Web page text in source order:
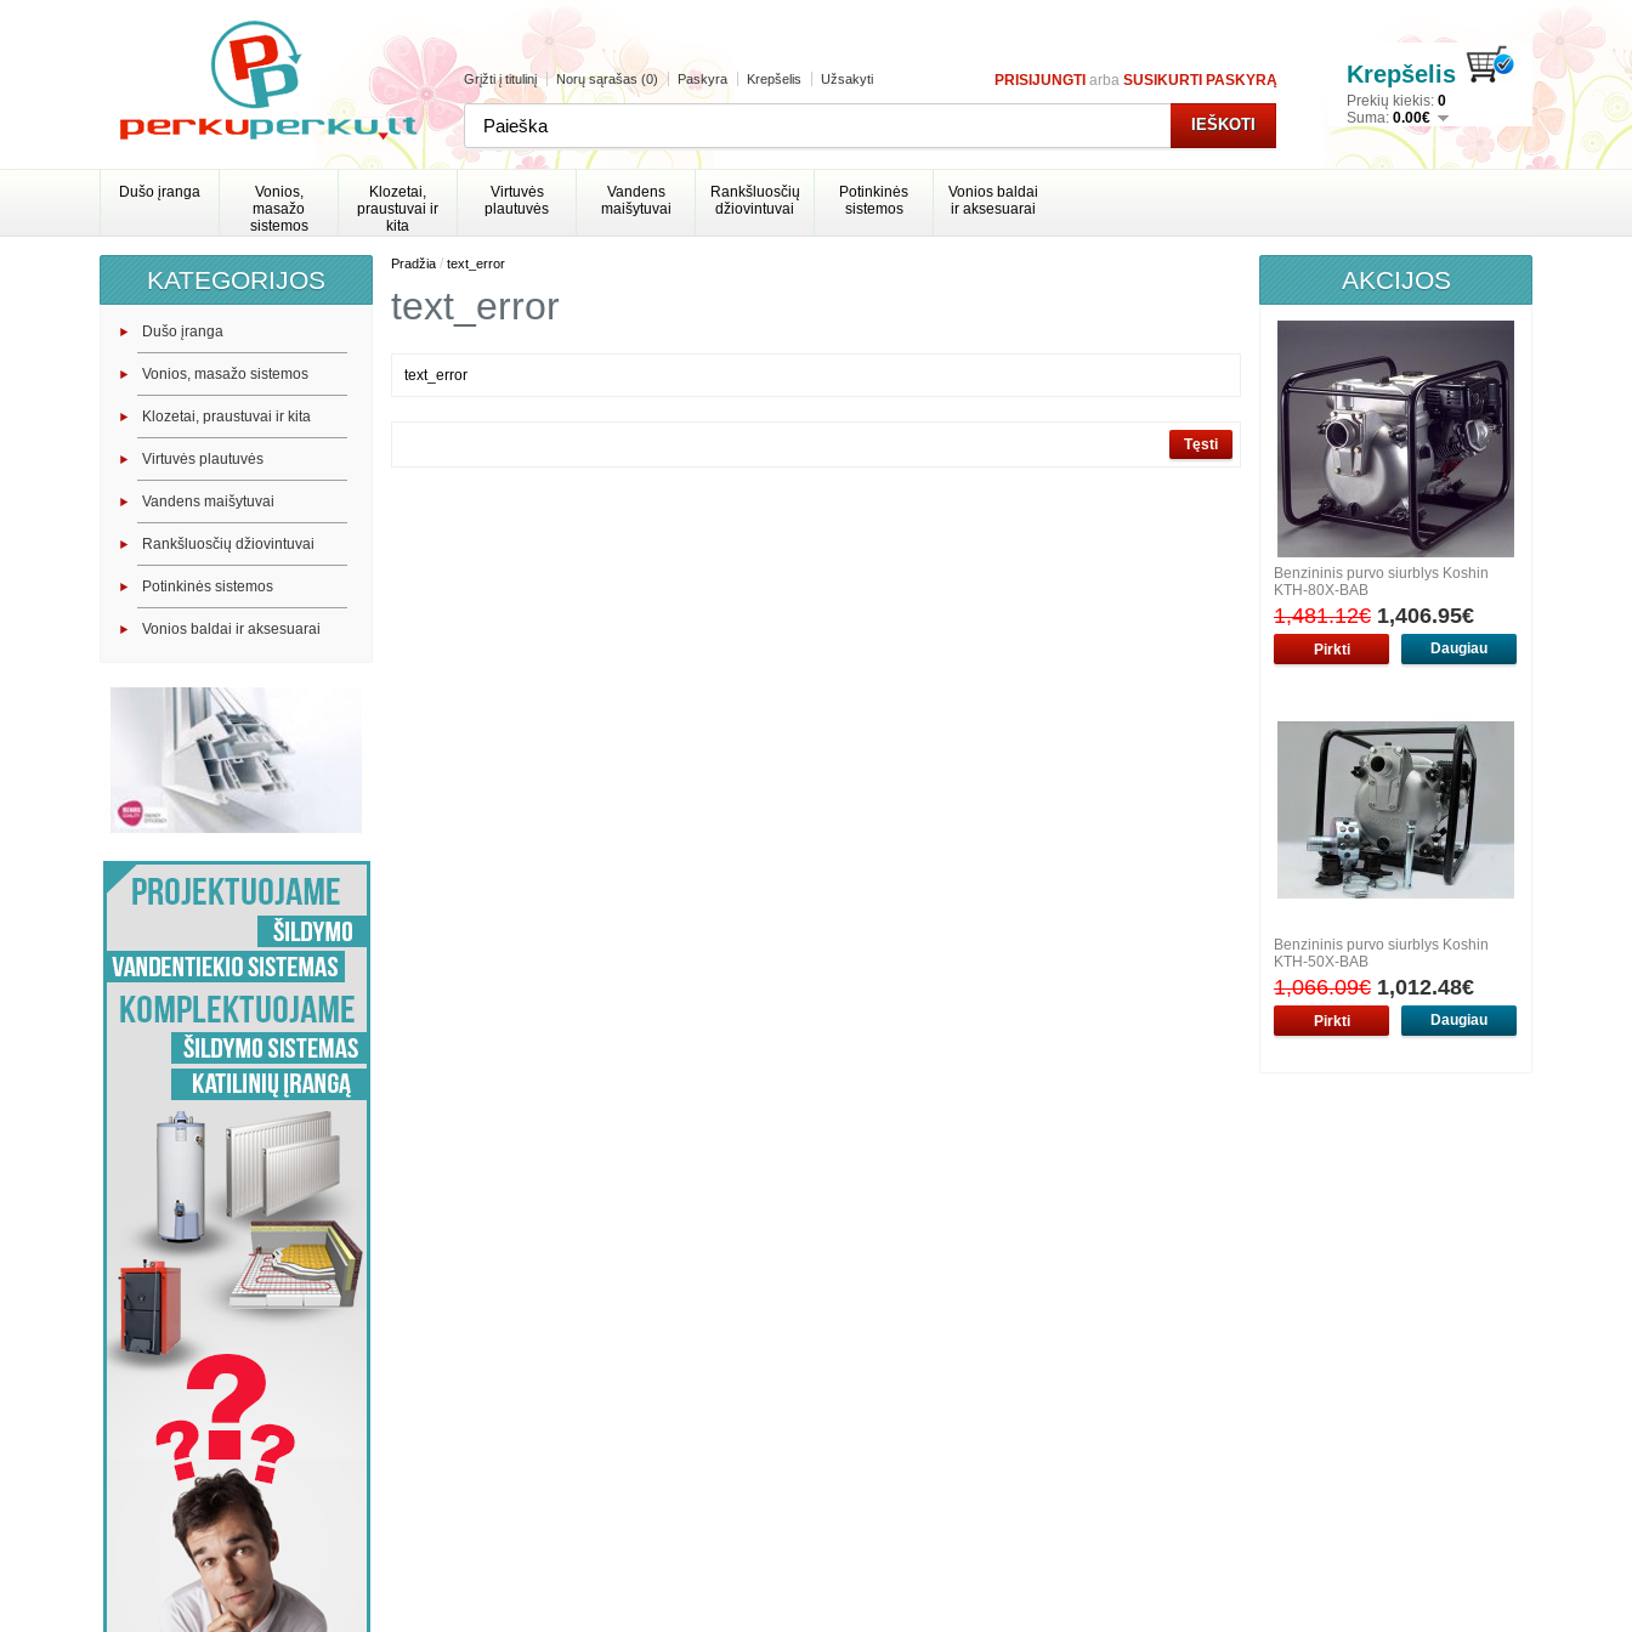
Krepšelis
Prekių kiekis: 0
Suma: 0.00€
IEŠKOTI
PRISIJUNGTI arba SUSIKURTI PASKYRĄ
Grįžti į titulinį Norų sąrašas (0) Paskyra Krepšelis Užsakyti
Dušo įranga
Vonios,
masažo
sistemos
Klozetai,
praustuvai ir
kita
Virtuvės
plautuvės
Vandens
maišytuvai
Rankšluosčių
džiovintuvai
Potinkinės
sistemos
Vonios baldai
ir aksesuarai
KATEGORIJOS
Dušo įranga
Vonios, masažo sistemos
Klozetai, praustuvai ir kita
Virtuvės plautuvės
Vandens maišytuvai
Rankšluosčių džiovintuvai
Potinkinės sistemos
Vonios baldai ir aksesuarai
AKCIJOS
Benzininis purvo siurblys Koshin
KTH-80X-BAB
1,481.12€ 1,406.95€
Daugiau
Benzininis purvo siurblys Koshin
KTH-50X-BAB
1,066.09€ 1,012.48€
Daugiau
Pradžia / text_error
text_error
text_error
Tęsti